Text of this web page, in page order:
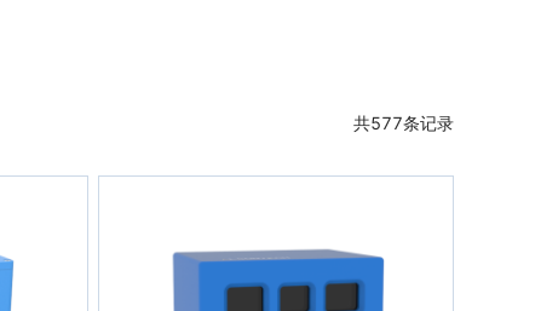
共577条记录